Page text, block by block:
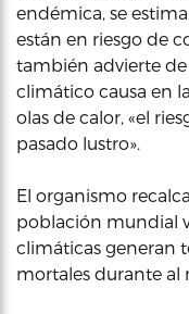
endémica, se
están en riesgo de
también advierte
climático causa en
olas de calor, «el
pasado lustro».
El organismo
población mundial
climáticas generan
mortales durante al